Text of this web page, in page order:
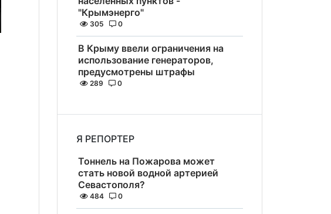
"Крымэнерго"
305 0
В Крыму ввели ограничения на
использование генераторов,
предусмотрены штрафы
289 0
Я РЕПОРТЕР
Тоннель на Пожарова может
стать новой водной артерией
Севастополя?
484 0